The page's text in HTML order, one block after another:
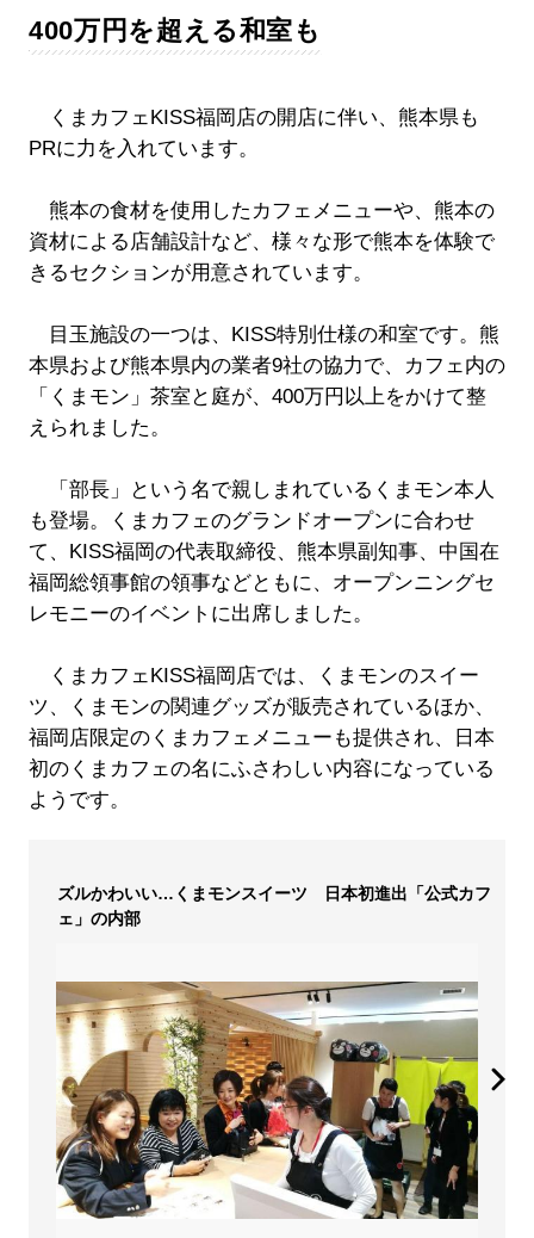
400万円を超える和室も
くまカフェKISS福岡店の開店に伴い、熊本県も
PRに力を入れています。
熊本の食材を使用したカフェメニューや、熊本の
資材による店舗設計など、様々な形で熊本を体験で
きるセクションが用意されています。
目玉施設の一つは、KISS特別仕様の和室です。熊
本県および熊本県内の業者9社の協力で、カフェ内の
「くまモン」茶室と庭が、400万円以上をかけて整
えられました。
「部長」という名で親しまれているくまモン本人
も登場。くまカフェのグランドオープンに合わせ
て、KISS福岡の代表取締役、熊本県副知事、中国在
福岡総領事館の領事などともに、オープンニングセ
レモニーのイベントに出席しました。
くまカフェKISS福岡店では、くまモンのスイー
ツ、くまモンの関連グッズが販売されているほか、
福岡店限定のくまカフェメニューも提供され、日本
初のくまカフェの名にふさわしい内容になっている
ようです。
ズルかわいい…くまモンスイーツ 日本初進出「公式カフ
ェ」の内部